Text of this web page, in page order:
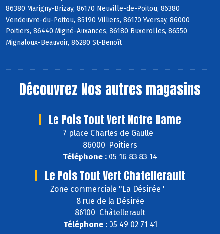
86380 Marigny-Brizay, 86170 Neuville-de-Poitou, 86380
Vendeuvre-du-Poitou, 86190 Villiers, 86170 Yversay, 86000
Poitiers, 86440 Migné-Auxances, 86180 Buxerolles, 86550
Mignaloux-Beauvoir, 86280 St-Benoît
Découvrez Nos autres magasins
Le Pois Tout Vert Notre Dame
7 place Charles de Gaulle
86000 Poitiers
Téléphone : 05 16 83 83 14
Le Pois Tout Vert Chatellerault
Zone commerciale "La Désirée "
8 rue de la Désirée
86100 Châtellerault
Téléphone :05 49 02 71 41